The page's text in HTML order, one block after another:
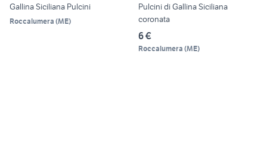
Gallina Siciliana Pulcini
Roccalumera (ME)
Pulcini di Gallina Siciliana
coronata
6 €
Roccalumera (ME)